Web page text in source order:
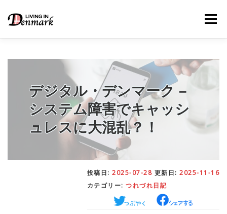
メニュー
– 生活便利帳 FOOD – ごはん事情
STUDY – 留学関連情報
WORK– デンマークの働き方
– 日本人の考察
デジタル・デンマーク –
システム障害でキャッシ
ュレスに大混乱？！
投稿日: 2025-07-28 更新日: 2025-11-16
カテゴリー: つれづれ日記